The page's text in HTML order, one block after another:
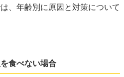
、年齢別に原因と対策について
食べない場合